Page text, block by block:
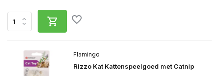
Flamingo
Rizzo Kat Kattenspeelgoed met Catnip